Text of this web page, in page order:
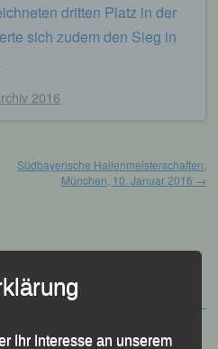
dritten Platz in der
sich zudem den Sieg in
2016
Südbayerische Hallenmeisterschaften,
München, 10. Januar 2016 →
Ihr Interesse an unserem